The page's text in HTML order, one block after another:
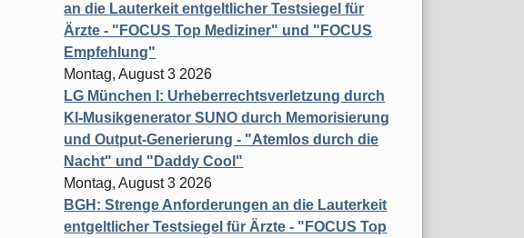
an die Lauterkeit entgeltlicher Testsiegel für
Ärzte - "FOCUS Top Mediziner" und "FOCUS
Empfehlung"
Montag, August 3 2026
LG München I: Urheberrechtsverletzung durch
KI-Musikgenerator SUNO durch Memorisierung
und Output-Generierung - "Atemlos durch die
Nacht" und "Daddy Cool"
Montag, August 3 2026
BGH: Strenge Anforderungen an die Lauterkeit
entgeltlicher Testsiegel für Ärzte - "FOCUS Top